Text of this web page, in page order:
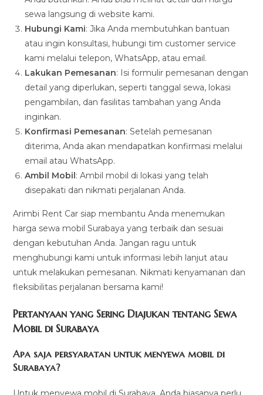
sewa langsung di website kami.
Hubungi Kami: Jika Anda membutuhkan bantuan
atau ingin konsultasi, hubungi tim customer service
kami melalui telepon, WhatsApp, atau email.
Lakukan Pemesanan: Isi formulir pemesanan dengan
detail yang diperlukan, seperti tanggal sewa, lokasi
pengambilan, dan fasilitas tambahan yang Anda
inginkan.
Konfirmasi Pemesanan: Setelah pemesanan
diterima, Anda akan mendapatkan konfirmasi melalui
email atau WhatsApp.
Ambil Mobil : Ambil mobil di lokasi yang telah
disepakati dan nikmati perjalanan Anda.
Arimbi Rent Car siap membantu Anda menemukan
harga sewa mobil Surabaya yang terbaik dan sesuai
dengan kebutuhan Anda. Jangan ragu untuk
menghubungi kami untuk informasi lebih lanjut atau
untuk melakukan pemesanan. Nikmati kenyamanan dan
fleksibilitas perjalanan bersama kami!
Pertanyaan yang Sering Diajukan tentang Sewa
Mobil di Surabaya
Apa saja persyaratan untuk menyewa mobil di
Surabaya?